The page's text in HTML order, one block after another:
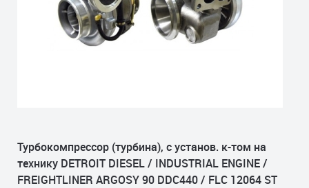
Турбокомпрессор (турбина), с установ. к-том на
технику DETROIT DIESEL / INDUSTRIAL ENGINE /
FREIGHTLINER ARGOSY 90 DDC440 / FLC 12064 ST